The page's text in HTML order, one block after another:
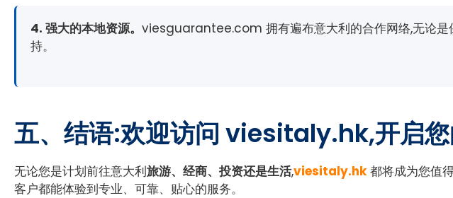
4. 强大的本地资源。 viesguarantee.com 拥有遍布意大利的合作网络,无论是
持。
五、结语:欢迎访问 viesitaly.hk,开启
无论您是计划前往意大利旅游、经商、投资还是生活,viesitaly.hk都将成为您值
客户都能体验到专业、可靠、贴心的服务。